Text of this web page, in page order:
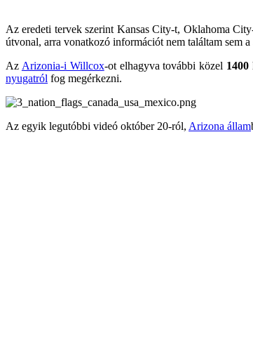
Az eredeti tervek szerint Kansas City-t, Oklahoma
útvonal, arra vonatkozó információt nem találtam sem
Az Arizonia-i Willcox-ot elhagyva további közel
nyugatról fog megérkezni.
Az egyik legutóbbi videó október 20-ról, Arizona állam